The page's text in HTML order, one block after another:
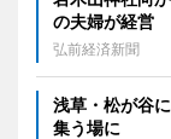
の夫婦が経営
弘前経済新聞
浅草・松が谷
集う場に